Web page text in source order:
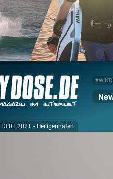
13.01.2021 - Heiligenhafen